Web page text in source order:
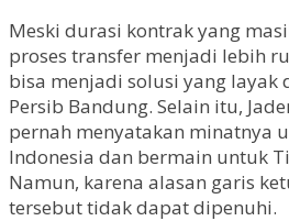
Meski durasi kontrak yang
proses transfer menjadi lebih
bisa menjadi solusi yang layak
Persib Bandung. Selain itu,
pernah menyatakan minatnya
Indonesia dan bermain untuk
Namun, karena alasan garis
tersebut tidak dapat dipenuhi.